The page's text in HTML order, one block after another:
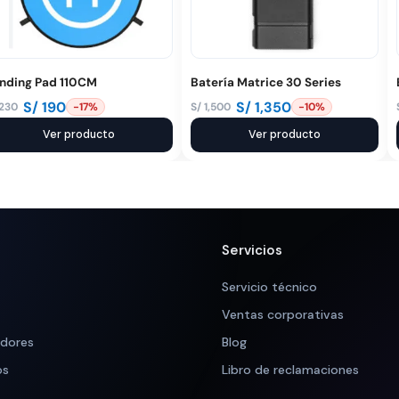
Pad 110CM
S/190 -17%
Ver producto
Batería Matrice 30 Series
S/1,500
El
original
S/1,350
El
actual
-10%
Ver producto
Servicios
Servicio técnico
Ventas corporativas
Blog
Libro de reclamaciones